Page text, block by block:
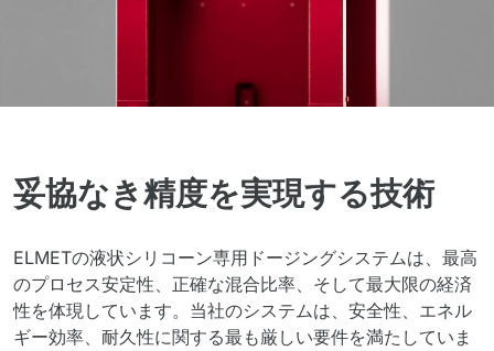
妥協なき精度を実現する技術
ELMETの液状シリコーン専用ドージングシステムは、最高
のプロセス安定性、正確な混合比率、そして最大限の経済
性を体現しています。当社のシステムは、安全性、エネル
ギー効率、耐久性に関する最も厳しい要件を満たしていま